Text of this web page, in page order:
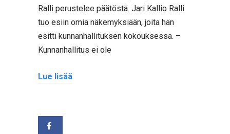
Ralli perustelee päätöstä. Jari Kallio Ralli
tuo esiin omia näkemyksiään, joita hän
esitti kunnanhallituksen kokouksessa. –
Kunnanhallitus ei ole
Lue lisää